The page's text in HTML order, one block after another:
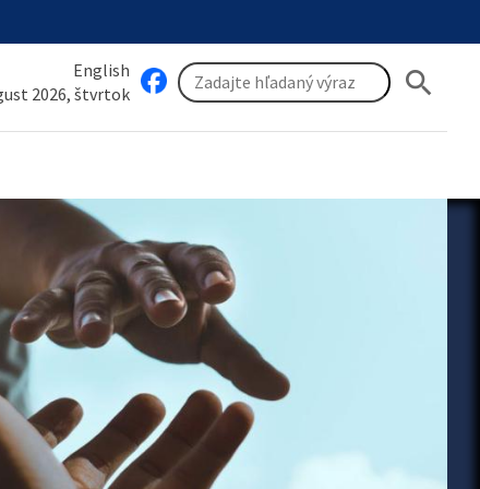
English
2026, štvrtok
search